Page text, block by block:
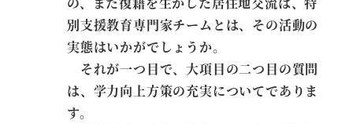
別支援教育専門家チームとは、その活動の
実態はいかがでしょうか。
それが一つ目で、大項目の二つ目の質問
は、学力向上方策の充実についてでありま
す。